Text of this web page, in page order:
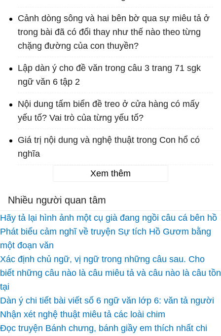
Cảnh dòng sông và hai bên bờ qua sự miêu tả ở
trong bài đã có đổi thay như thế nào theo từng
chặng đường của con thuyền?
Lập dàn ý cho đề văn trong câu 3 trang 71 sgk
ngữ văn 6 tập 2
Nội dung tấm biển đề treo ở cửa hàng có mấy
yếu tố? Vai trò của từng yếu tố?
Giá trị nội dung và nghệ thuật trong Con hổ có
nghĩa
Xem thêm
Nhiều người quan tâm
Hãy tả lại hình ảnh một cụ già đang ngồi câu cá bên hồ
Phát biểu cảm nghĩ về truyện Sự tích Hồ Gươm bằng
một đoạn văn
Xác định chủ ngữ, vị ngữ trong những câu sau. Cho
biết những câu nào là câu miêu tả và câu nào là câu tồn
tại
Dàn ý chi tiết bài viết số 6 ngữ văn lớp 6: văn tả người
Nhận xét nghệ thuật miêu tả các loài chim
Đọc truyện Bánh chưng, bánh giầy em thích nhất chi